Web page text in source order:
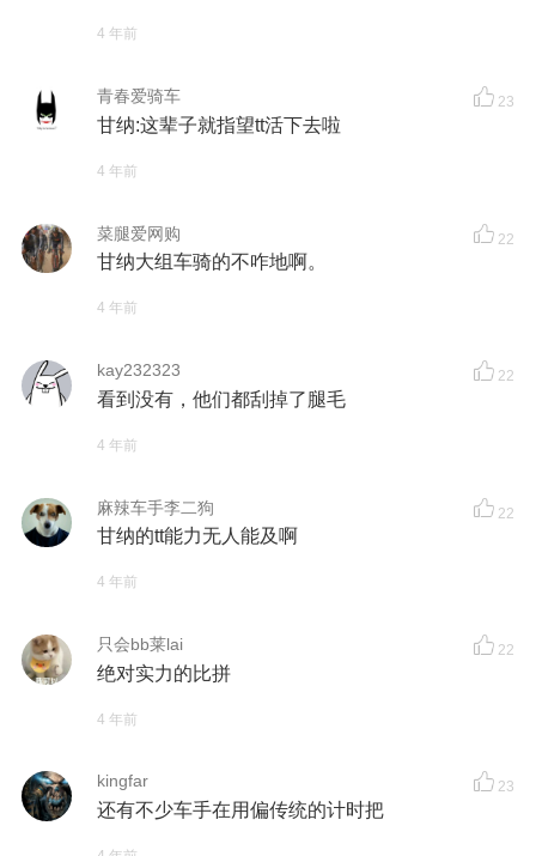
4 年前
青春爱骑车 23
甘纳:这辈子就指望tt活下去啦
4 年前
菜腿爱网购 22
甘纳大组车骑的不咋地啊。
4 年前
kay232323 22
看到没有，他们都刮掉了腿毛
4 年前
麻辣车手李二狗 22
甘纳的tt能力无人能及啊
4 年前
只会bb莱lai 22
绝对实力的比拼
4 年前
kingfar 23
还有不少车手在用偏传统的计时把